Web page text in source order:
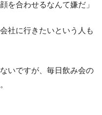
を合わせるなんて嫌だ」
社に行きたいという人も
いですが、毎日飲み会の